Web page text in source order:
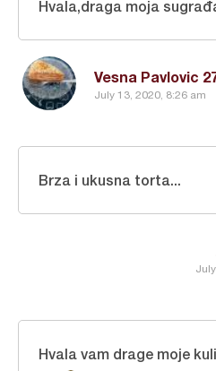
Vesna Pavlovic
July 13, 2020, 8:26 am
Hvala,draga moja
Brza i ukusna torta...
Hvala vam drage moje